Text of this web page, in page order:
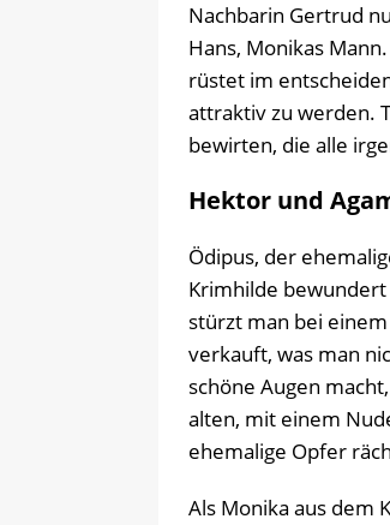
Nachbarin Gertrud
Hans, Monikas
rüstet im
attraktiv zu werden.
bewirten, die alle
Hektor und
Ödipus, der
Krimhilde bewundert
stürzt man bei
verkauft, was man
schöne Augen
alten, mit einem
ehemalige Opfer
Als Monika aus dem